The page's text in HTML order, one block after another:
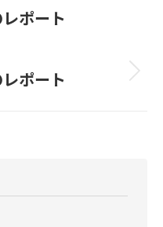
ポート
ポート